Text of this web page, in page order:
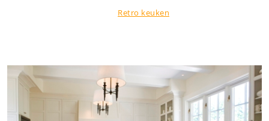
Retro keuken